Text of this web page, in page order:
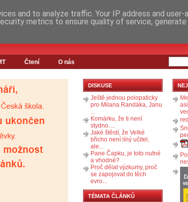
Čtení O nás
DISKUSE
Ještě jednou polopaticky
pro Milana Randáka, Janu
...
Komárku, že ti není
stydno....
Jaké štěstí, že Velké
břicho není líný učitel,
ale...
Pane Čapku, je toto nutné
a vhodné?
Proč dělat výzkumy, proč
se zapojovat do těch
evro...
TÉMATA ČLÁNKŮ
and to analyze traffic. Your IP address and user-
metrics to ensure quality of service, generate